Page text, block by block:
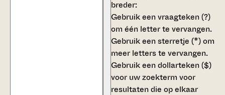
breder:
Gebruik eenvraagteken (?)
om één letter te vervangen.
Gebruik eensterretje (*)om
meer letters te vervangen.
Gebruik eendollarteken ($)
voor uw zoekterm voor
resultaten die op elkaar